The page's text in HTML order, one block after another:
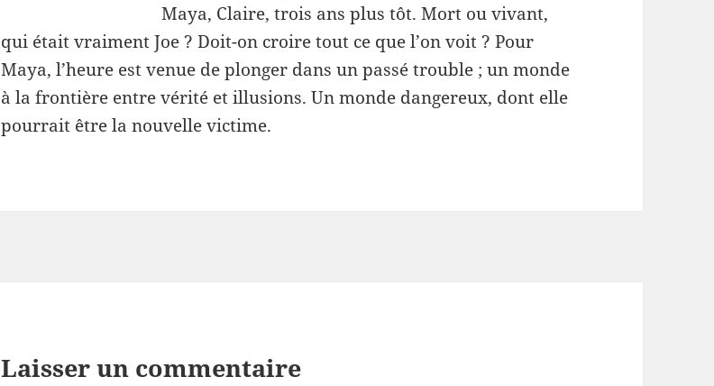
Maya, Claire, trois ans plus tôt. Mort ou vivant,
qui était vraiment Joe ? Doit-on croire tout ce que l’on voit ? Pour
Maya, l’heure est venue de plonger dans un passé trouble ; un monde
à la frontière entre vérité et illusions. Un monde dangereux, dont elle
pourrait être la nouvelle victime.
Laisser un commentaire